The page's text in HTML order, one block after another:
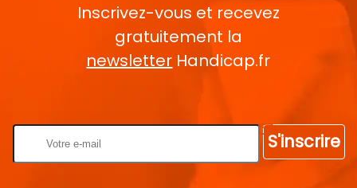
Inscrivez-vous et recevez
gratuitement la
newsletter Handicap.fr
S'inscrire